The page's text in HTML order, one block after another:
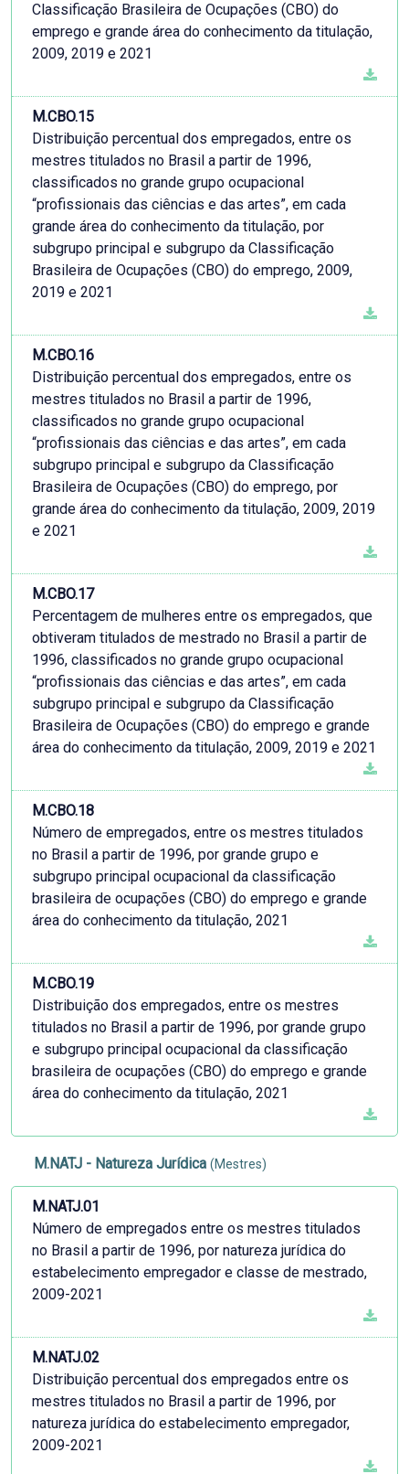
Classificação Brasileira de Ocupações (CBO) do
emprego e grande área do conhecimento da titulação,
2009, 2019 e 2021
M.CBO.15
Distribuição percentual dos empregados, entre os
mestres titulados no Brasil a partir de 1996,
classificados no grande grupo ocupacional
“profissionais das ciências e das artes”, em cada
grande área do conhecimento da titulação, por
subgrupo principal e subgrupo da Classificação
Brasileira de Ocupações (CBO) do emprego, 2009,
2019 e 2021
M.CBO.16
Distribuição percentual dos empregados, entre os
mestres titulados no Brasil a partir de 1996,
classificados no grande grupo ocupacional
“profissionais das ciências e das artes”, em cada
subgrupo principal e subgrupo da Classificação
Brasileira de Ocupações (CBO) do emprego, por
grande área do conhecimento da titulação, 2009, 2019
e 2021
M.CBO.17
Percentagem de mulheres entre os empregados, que
obtiveram titulados de mestrado no Brasil a partir de
1996, classificados no grande grupo ocupacional
“profissionais das ciências e das artes”, em cada
subgrupo principal e subgrupo da Classificação
Brasileira de Ocupações (CBO) do emprego e grande
área do conhecimento da titulação, 2009, 2019 e 2021
M.CBO.18
Número de empregados, entre os mestres titulados
no Brasil a partir de 1996, por grande grupo e
subgrupo principal ocupacional da classificação
brasileira de ocupações (CBO) do emprego e grande
área do conhecimento da titulação, 2021
M.CBO.19
Distribuição dos empregados, entre os mestres
titulados no Brasil a partir de 1996, por grande grupo
e subgrupo principal ocupacional da classificação
brasileira de ocupações (CBO) do emprego e grande
área do conhecimento da titulação, 2021
M.NATJ - Natureza Jurídica (Mestres)
M.NATJ.01
Número de empregados entre os mestres titulados
no Brasil a partir de 1996, por natureza jurídica do
estabelecimento empregador e classe de mestrado,
2009-2021
M.NATJ.02
Distribuição percentual dos empregados entre os
mestres titulados no Brasil a partir de 1996, por
natureza jurídica do estabelecimento empregador,
2009-2021